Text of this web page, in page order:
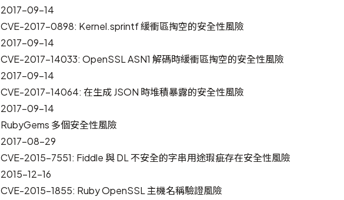
2017-09-14
CVE-2017-0898: Kernel.sprintf 緩衝區掏空的安全性風險
2017-09-14
CVE-2017-14033: OpenSSL ASN1 解碼時緩衝區掏空的安全性風險
2017-09-14
CVE-2017-14064: 在生成 JSON 時堆積暴露的安全性風險
2017-09-14
RubyGems 多個安全性風險
2017-08-29
CVE-2015-7551: Fiddle 與 DL 不安全的字串用途瑕疵存在安全性風險
2015-12-16
CVE-2015-1855: Ruby OpenSSL 主機名稱驗證風險